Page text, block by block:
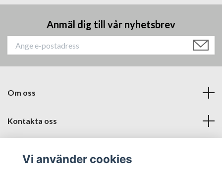
Anmäl dig till vår nyhetsbrev
Om oss
Kontakta oss
Vi använder cookies